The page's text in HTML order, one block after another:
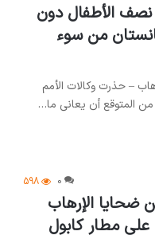
نصف الأطفال دون
من سوء
– حذرت وكالات الأمم
من المتوقع أن يعاني ما…
0
598
ضحايا الإرهاب
على مطار كابول